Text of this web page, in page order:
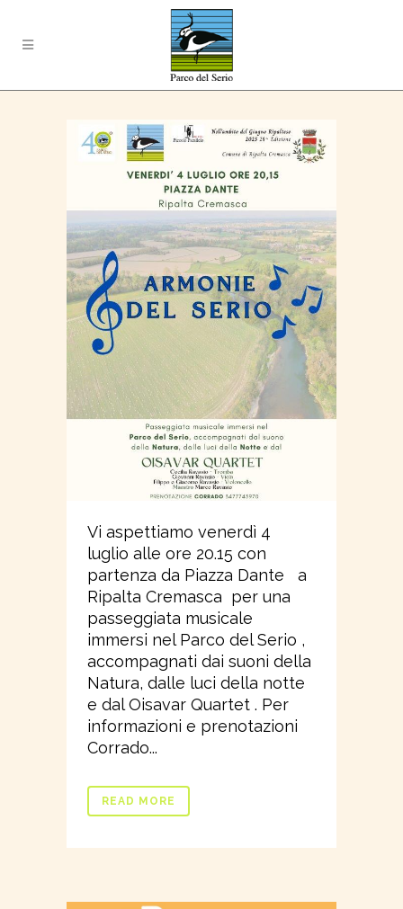
Vi aspettiamo venerdì 4
luglio alle ore 20.15 con
partenza da Piazza Dante a
Ripalta Cremasca per una
passeggiata musicale
immersi nel Parco del Serio ,
accompagnati dai suoni della
Natura, dalle luci della notte
e dal Oisavar Quartet . Per
informazioni e prenotazioni
Corrado...
READ MORE